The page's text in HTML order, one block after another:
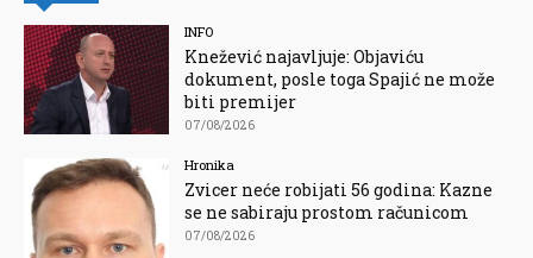
INFO
Knežević najavljuje: Objaviću
dokument, posle toga Spajić ne može
biti premijer
07/08/2026
Hronika
Zvicer neće robijati 56 godina: Kazne
se ne sabiraju prostom računicom
07/08/2026